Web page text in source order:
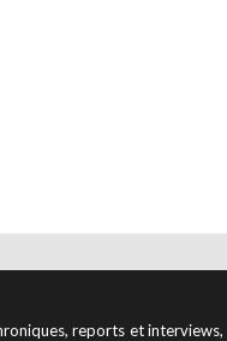
reports et